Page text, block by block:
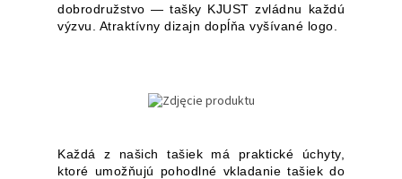
dobrodružstvo — tašky KJUST zvládnu každú
výzvu. Atraktívny dizajn dopĺňa vyšívané logo.
Každá z našich tašiek má praktické úchyty,
ktoré umožňujú pohodlné vkladanie tašiek do